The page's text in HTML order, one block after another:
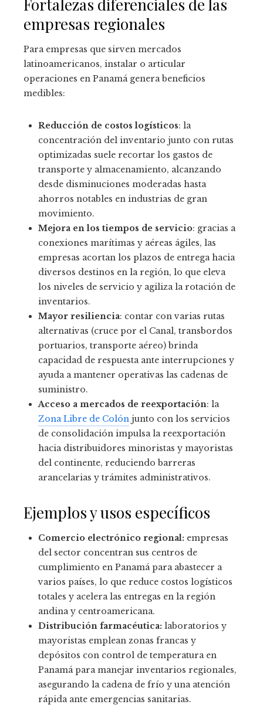
Fortalezas diferenciales de las
empresas regionales
Para empresas que sirven mercados
latinoamericanos, instalar o articular
operaciones en Panamá genera beneficios
medibles:
Reducción de costos logísticos: la
concentración del inventario junto con rutas
optimizadas suele recortar los gastos de
transporte y almacenamiento, alcanzando
desde disminuciones moderadas hasta
ahorros notables en industrias de gran
movimiento.
Mejora en los tiempos de servicio: gracias a
conexiones marítimas y aéreas ágiles, las
empresas acortan los plazos de entrega hacia
diversos destinos en la región, lo que eleva
los niveles de servicio y agiliza la rotación de
inventarios.
Mayor resiliencia: contar con varias rutas
alternativas (cruce por el Canal, transbordos
portuarios, transporte aéreo) brinda
capacidad de respuesta ante interrupciones y
ayuda a mantener operativas las cadenas de
suministro.
Acceso a mercados de reexportación: la
Zona Libre de Colón junto con los servicios
de consolidación impulsa la reexportación
hacia distribuidores minoristas y mayoristas
del continente, reduciendo barreras
arancelarias y trámites administrativos.
Ejemplos y usos específicos
Comercio electrónico regional: empresas
del sector concentran sus centros de
cumplimiento en Panamá para abastecer a
varios países, lo que reduce costos logísticos
totales y acelera las entregas en la región
andina y centroamericana.
Distribución farmacéutica: laboratorios y
mayoristas emplean zonas francas y
depósitos con control de temperatura en
Panamá para manejar inventarios regionales,
asegurando la cadena de frío y una atención
rápida ante emergencias sanitarias.